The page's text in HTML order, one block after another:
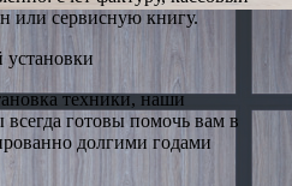
или сервисную книгу.
установки
техники, наши
готовы помочь вам в
долгими годами